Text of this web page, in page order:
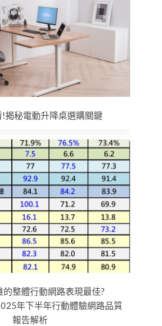
!揭秘電動升降桌選購關鍵
整體行動網路表現最佳?
年下半年行動體驗網路品質
報告解析